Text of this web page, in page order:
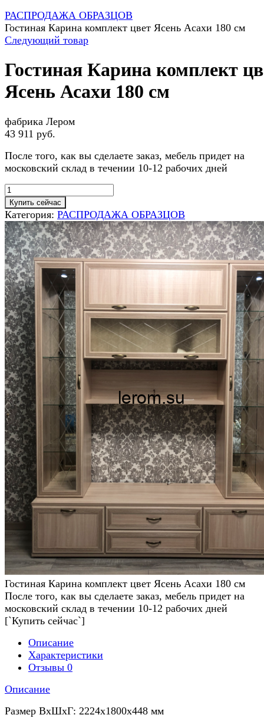
РАСПРОДАЖА ОБРАЗЦОВ
Гостиная Карина комплект цвет Ясень Асахи 180 см
Следующий товар
Гостиная Карина комплект
Ясень Асахи 180 см
фабрика Лером
43 911 руб.
После того, как вы сделаете заказ, мебель придет на
московский склад в течении 10-12 рабочих дней
Купить сейчас
Категория: РАСПРОДАЖА ОБРАЗЦОВ
Гостиная Карина комплект цвет Ясень Асахи 180 см
После того, как вы сделаете заказ, мебель придет на
московский склад в течении 10-12 рабочих дней
[`Купить сейчас`]
Описание
Характеристики
Отзывы 0
Описание
Размер ВхШхГ: 2224х1800х448 мм